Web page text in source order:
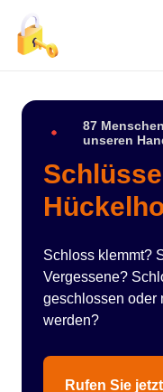
87
unseren
Schloss klemmt?
Vergessene?
geschlossen oder
werden?
Rufen Sie